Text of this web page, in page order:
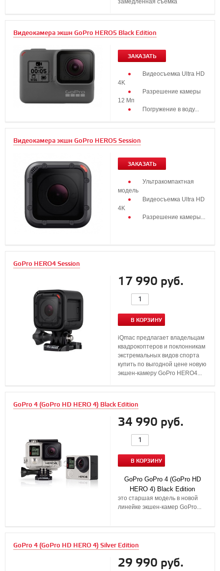
замедленная съемка
Видеокамера экшн GoPro HERO5 Black Edition
ЗАКАЗАТЬ
Видеосъемка Ultra HD
4K
Разрешение камеры
12 Мп
Погружение в воду...
Видеокамера экшн GoPro HERO5 Session
ЗАКАЗАТЬ
Ультракомпактная
модель
Видеосъемка Ultra HD
4K
Разрешение камеры...
GoPro HERO4 Session
17 990 руб.
В КОРЗИНУ
iQmac предлагает владельцам
квадрокоптеров и поклонникам
экстремальных видов спорта
купить по выгодной цене новую
экшен-камеру GoPro HERO4...
GoPro 4 (GoPro HD HERO 4) Black Edition
34 990 руб.
В КОРЗИНУ
GoPro GoPro 4 (GoPro HD
HERO 4) Black Edition
это старшая модель в новой
линейке экшен-камер GoPro...
GoPro 4 (GoPro HD HERO 4) Silver Edition
29 990 руб.